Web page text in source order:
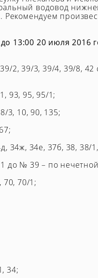
водовод
Рекомендуем
13:00 20 июля 2016
2, 39/3, 39/4, 39/8, 42
93, 95, 95/1;
3, 10, 90, 135;
34ж, 34е, 37б, 38, 38/
до № 39 – по
70, 70/1;
34;